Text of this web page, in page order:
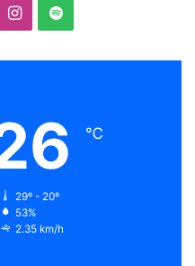
Instagram
Spotify
℃
29º - 20º
53%
2.35 km/h